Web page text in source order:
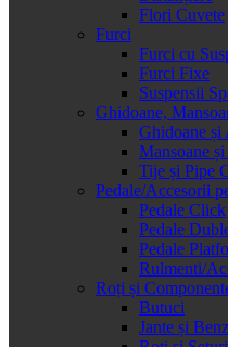
Flori Cuvete
Furci
Furci cu
Furci Fixe
Suspensii
Ghidoane,
Ghidoane și
Mansoane
Tije și Pipe
Pedale/Accesorii
Pedale Click
Pedale
Pedale
Rulmenti/
Roți și
Butuci
Jante și